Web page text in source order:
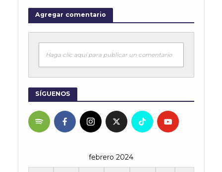
Agregar comentario
Haga clic aquí para publicar un comentario
SÍGUENOS
febrero 2024